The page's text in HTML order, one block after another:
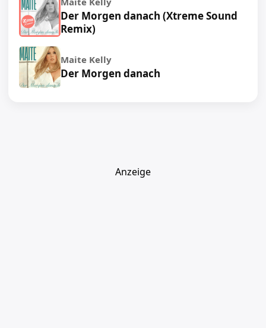
Der Morgen danach (Xtreme Sound
Remix)
Maite Kelly
Der Morgen danach
Anzeige